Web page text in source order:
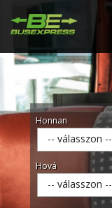
Honnan
-- válasszon --
Hová
-- válasszon --